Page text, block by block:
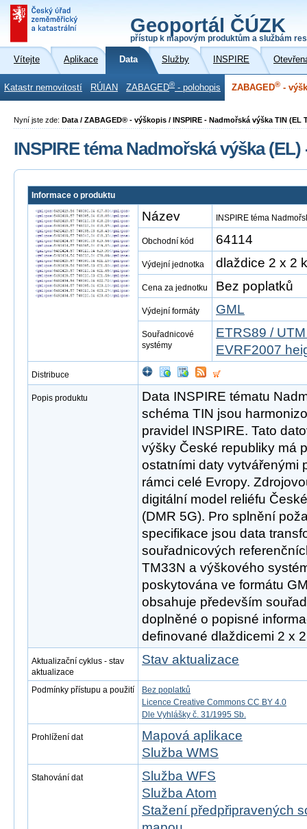
Geoportál ČÚZK
přístup k mapovým produktům a službám
Vítejte Aplikace Data Služby INSPIRE
Katastr nemovitostí RÚIAN ZABAGED® - polohopis ZABAGED® -
Nyní jste zde: Data / ZABAGED® - výškopis / INSPIRE - Nadmořská výška TIN (EL
INSPIRE téma Nadmořská výška (EL)
Informace o produktu
Název INSPIRE téma
Obchodní kód 64114
Výdejní jednotka dlaždice 2 x 2
Cena za jednotku Bez poplatků
Výdejní formáty GML
Souřadnicové
systémy
ETRS89 /
EVRF2007
Distribuce
Popis produktu
Data INSPIRE tématu
schéma TIN jsou
pravidel INSPIRE. Tato
výšky České republiky má
ostatními daty vytvářenými
rámci celé Evropy.
digitální model reliéfu
(DMR 5G). Pro splnění
specifikace jsou data
souřadnicových
TM33N a výškového
poskytována ve formátu
obsahuje především
doplněné o popisné
definované dlaždicemi 2 x
Aktualizační cyklus - stav
aktualizace
Stav aktualizace
Podmínky přístupu a použití
Bez poplatků
Licence Creative Commons CC BY 4.0
Dle Vyhlášky č. 31/1995 Sb.
Prohlížení dat
Mapová aplikace
Služba WMS
Stahování dat
Služba WFS
Služba Atom
Stažení předpřipravených